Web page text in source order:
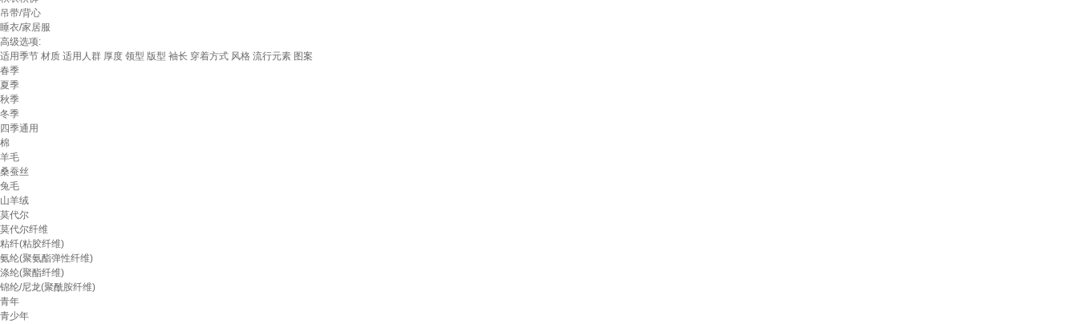
吊带/背心
睡衣/家居服
高级选项:
适用季节 材质 适用人群 厚度 领型 版型 袖长 穿着方式 风格 流行元素 图案
春季
夏季
秋季
冬季
四季通用
棉
羊毛
桑蚕丝
兔毛
山羊绒
莫代尔
莫代尔纤维
粘纤(粘胶纤维)
氨纶(聚氨酯弹性纤维)
涤纶(聚酯纤维)
锦纶/尼龙(聚酰胺纤维)
青年
青少年